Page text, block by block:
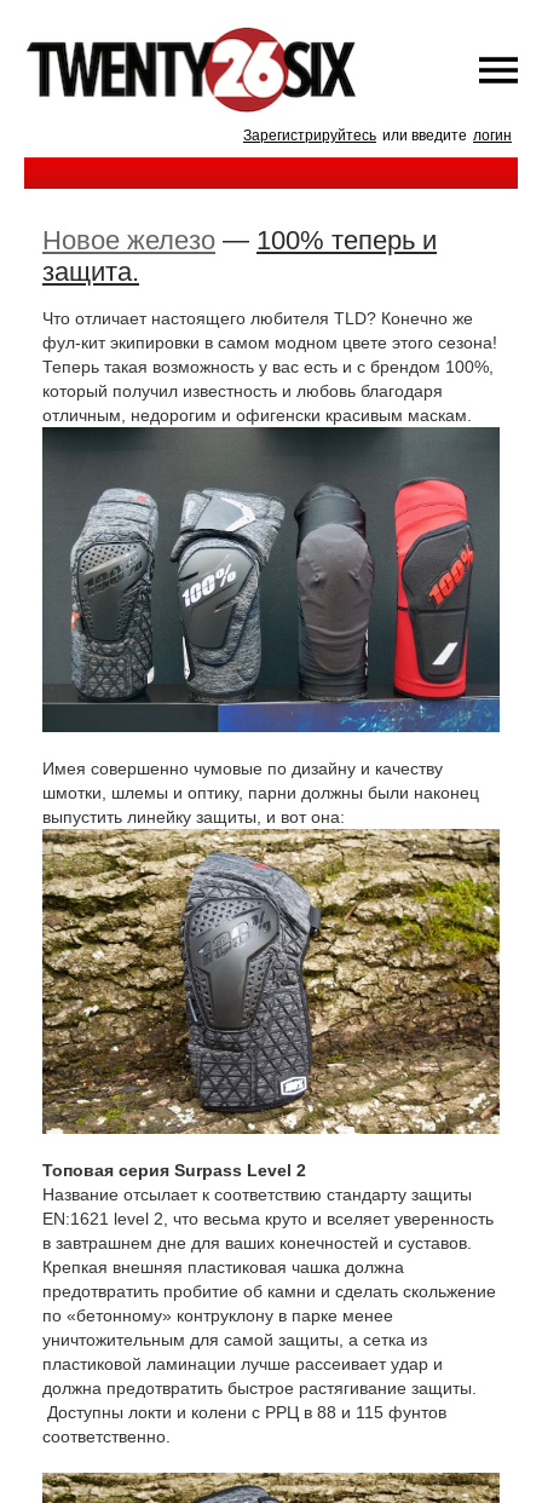
Зарегистрируйтесь или введите логин
Новое железо — 100% теперь и
защита.
Что отличает настоящего любителя TLD? Конечно же
фул-кит экипировки в самом модном цвете этого сезона!
Теперь такая возможность у вас есть и с брендом 100%,
который получил известность и любовь благодаря
отличным, недорогим и офигенски красивым маскам.
Имея совершенно чумовые по дизайну и качеству
шмотки, шлемы и оптику, парни должны были наконец
выпустить линейку защиты, и вот она:
Топовая серия Surpass Level 2
Название отсылает к соответствию стандарту защиты
EN:1621 level 2, что весьма круто и вселяет уверенность
в завтрашнем дне для ваших конечностей и суставов.
Крепкая внешняя пластиковая чашка должна
предотвратить пробитие об камни и сделать скольжение
по «бетонному» контруклону в парке менее
уничтожительным для самой защиты, а сетка из
пластиковой ламинации лучше рассеивает удар и
должна предотвратить быстрое растягивание защиты.
Доступны локти и колени с РРЦ в 88 и 115 фунтов
соответственно.